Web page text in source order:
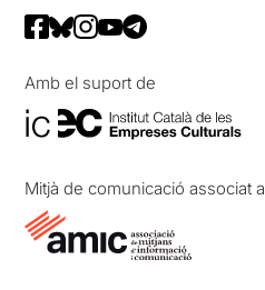
Amb el suport de
Mitjà de comunicació associat a